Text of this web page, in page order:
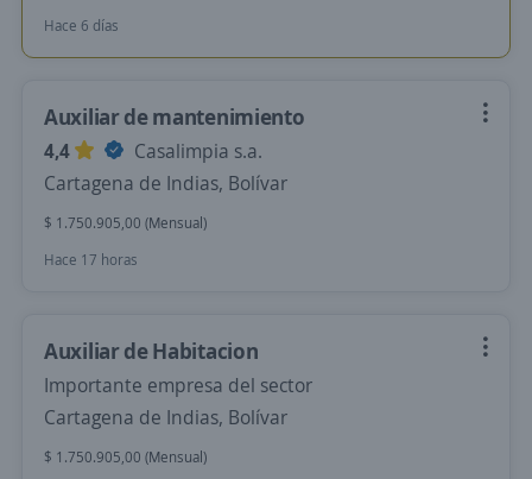
Hace 6 días
Auxiliar de mantenimiento
4,4
Casalimpia s.a.
Cartagena de Indias, Bolívar
$ 1.750.905,00 (Mensual)
Hace 17 horas
Auxiliar de Habitacion
Importante empresa del sector
Cartagena de Indias, Bolívar
$ 1.750.905,00 (Mensual)